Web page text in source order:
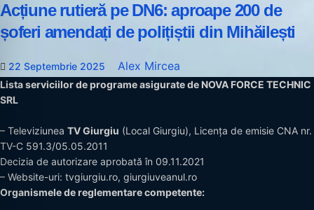
Acțiune rutieră pe DN6: aproape 200 de
șoferi amendați de polițiștii din Mihăilești
22 Septembrie 2025 Alex Mircea
Lista serviciilor de programe asigurate de NOVA FORCE TECHNIC
SRL
– Televiziunea TV Giurgiu (Local Giurgiu), Licența de emisie CNA nr.
TV-C 591.3/05.05.2011
Decizia de autorizare aprobată în 09.11.2021
– Website-uri: tvgiurgiu.ro, giurgiuveanul.ro
Organismele de reglementare competente: